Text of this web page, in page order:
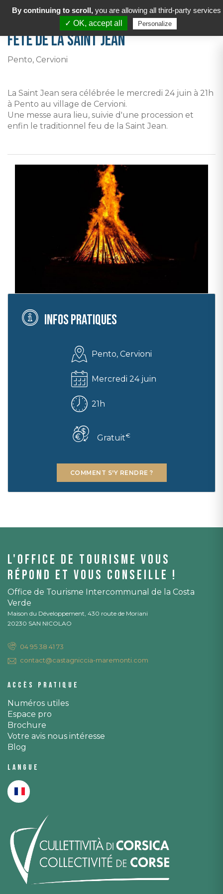
Fête de la Saint Jean
Pento, Cervioni
La Saint Jean sera célébrée le mercredi 24 juin à 21h
à Pento au village de Cervioni.
Une messe aura lieu, suivie d'une procession et
enfin le traditionnel feu de la Saint Jean.
Infos pratiques
Pento, Cervioni
Mercredi 24 juin
21h
Gratuit€
COMMENT S'Y RENDRE ?
L'office de tourisme vous
répond et vous conseille !
Office de Tourisme Intercommunal de la Costa
Verde
Maison du Développement, 430 route de Moriani
20230 SAN NICOLAO
04 95 38 41 73
contact@castagniccia-maremonti.com
Accès pratique
Numéros utiles
Espace pro
Brochure
Votre avis nous intéresse
Blog
Langue
By continuing to scroll, you are allowing all third-party services
✓ OK, accept all
Personalize